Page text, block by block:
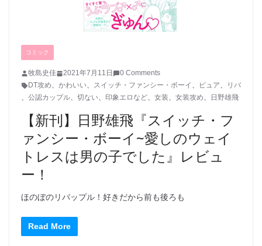
コミック
牧島史佳 2021年7月11日
0 Comments
DT攻め、 かわいい、 スイッチ・ファンシー・ボーイ 、 ピュア、
リバ
、 公認カップル、 切ない、 印象エロなど、 女装、 女装攻め、 日野雄飛
【新刊】日野雄飛『スイッチ・フ
ァンシー・ボーイ~愛しのウェイ
トレスは男の子でした』レビュ
ー！
ほのぼのリバップル！好きだから前も後ろも
Read More